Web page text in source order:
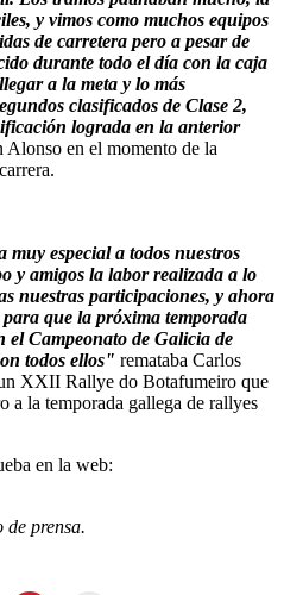
y vimos como muchos equipos
de carretera pero a pesar de
durante todo el día con la caja
a la meta y lo más
clasificados de Clase 2,
lograda en la anterior
Alonso en el momento de la
especial a todos nuestros
y amigos la labor realizada a lo
nuestras participaciones, y ahora
que la próxima temporada
el Campeonato de Galicia de
todos ellos" remataba Carlos
XXII Rallye do Botafumeiro que
a la temporada gallega de rallyes
en la web:
prensa.